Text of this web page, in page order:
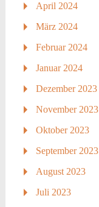
April 2024
März 2024
Februar 2024
Januar 2024
Dezember 2023
November 2023
Oktober 2023
September 2023
August 2023
Juli 2023